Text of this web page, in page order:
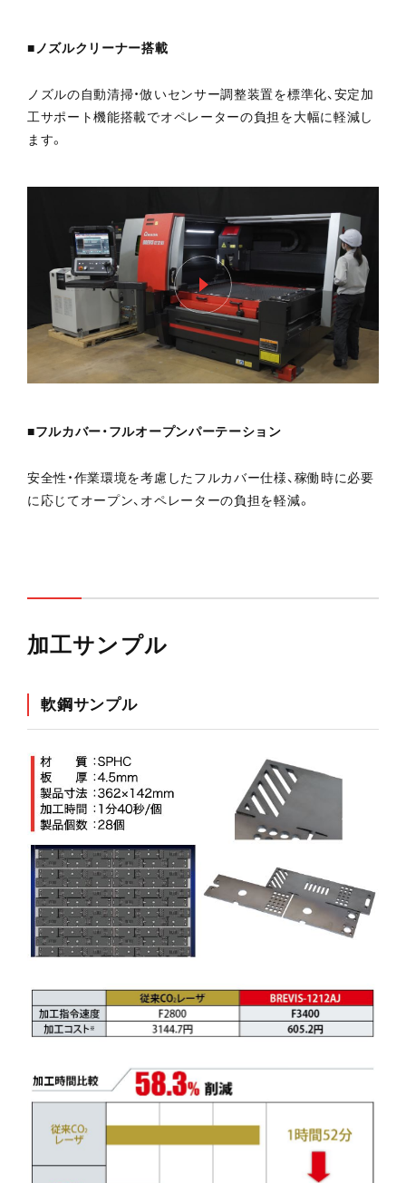
■ノズルクリーナー搭載
ノズルの自動清掃・倣いセンサー調整装置を標準化、安定加
工サポート機能搭載でオペレーターの負担を大幅に軽減し
ます。
■フルカバー・フルオープンパーテーション
安全性・作業環境を考慮したフルカバー仕様、稼働時に必要
に応じてオープン、オペレーターの負担を軽減。
加工サンプル
軟鋼サンプル